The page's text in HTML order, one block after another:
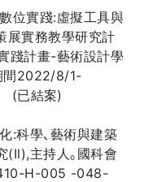
位實踐:虛擬工具與
展實務教學研究計
踐計畫-藝術設計學
間2022/8/1-
(已結案)
:科學､藝術與建築
(Il),主持人｡國科會
H-005 -048-